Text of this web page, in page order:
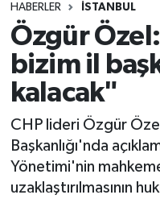
HABERLER İSTANBUL
Özgür
bizim il
kalacak"
CHP lideri Özgür
Başkanlığı'nda
Yönetimi'nin
uzaklaştırılmasının
Tüm Manşetler
Son Dakika
Haber Arşivi